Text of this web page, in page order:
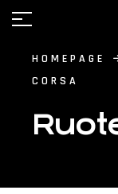
HOMEPAGE
CORSA